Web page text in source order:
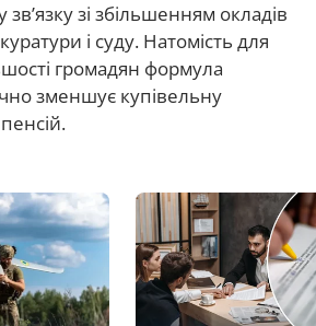
зі збільшенням окладів
і суду. Натомість для
громадян формула
зменшує купівельну